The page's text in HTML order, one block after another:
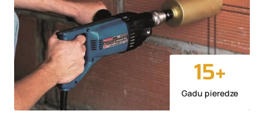
Gadu pieredze
15+